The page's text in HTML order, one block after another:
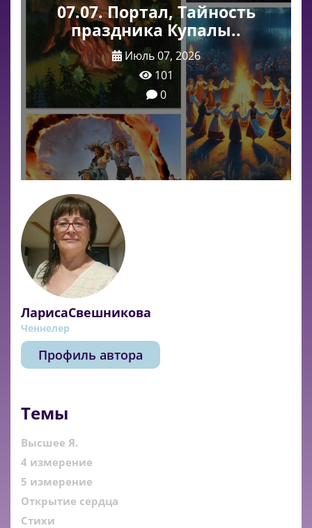
07.07. Портал, Тайность
праздника Купалы..
Июль 07, 2026
101
0
ЛарисаСвешникова
Ченнелер
Профиль автора
Темы
Высшее Я.
4 измерение
5 измерение
Открытие сердца
Стихи